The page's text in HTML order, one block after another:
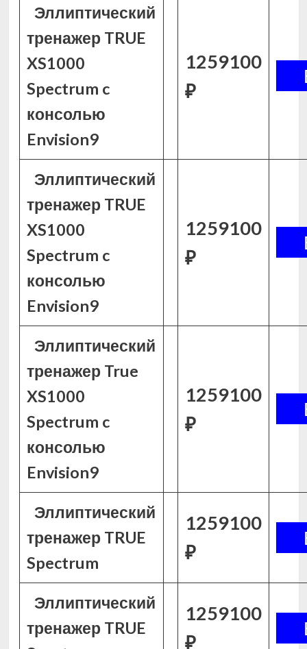
Эллиптический
тренажер TRUE
XS1000
Spectrum c
консолью
Envision9
1259100
₽
Эллиптический
тренажер TRUE
XS1000
Spectrum c
консолью
Envision9
1259100
₽
Эллиптический
тренажер True
XS1000
Spectrum c
консолью
Envision9
1259100
₽
Эллиптический
тренажер TRUE
Spectrum
1259100
₽
Эллиптический
тренажер TRUE
1259100
₽